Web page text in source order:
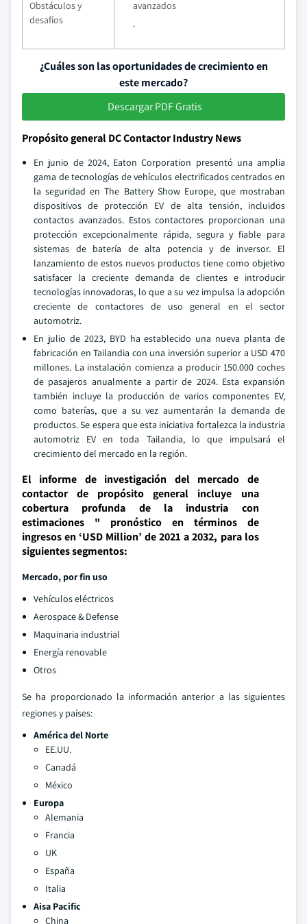
Obstáculos y
desafíos
avanzados
.
¿Cuáles son las oportunidades de crecimiento en
este mercado?
Descargar PDF Gratis
Propósito general DC Contactor Industry News
En junio de 2024, Eaton Corporation presentó una amplia
gama de tecnologías de vehículos electrificados centrados en
la seguridad en The Battery Show Europe, que mostraban
dispositivos de protección EV de alta tensión, incluidos
contactos avanzados. Estos contactores proporcionan una
protección excepcionalmente rápida, segura y fiable para
sistemas de batería de alta potencia y de inversor. El
lanzamiento de estos nuevos productos tiene como objetivo
satisfacer la creciente demanda de clientes e introducir
tecnologías innovadoras, lo que a su vez impulsa la adopción
creciente de contactores de uso general en el sector
automotriz.
En julio de 2023, BYD ha establecido una nueva planta de
fabricación en Tailandia con una inversión superior a USD 470
millones. La instalación comienza a producir 150.000 coches
de pasajeros anualmente a partir de 2024. Esta expansión
también incluye la producción de varios componentes EV,
como baterías, que a su vez aumentarán la demanda de
productos. Se espera que esta iniciativa fortalezca la industria
automotriz EV en toda Tailandia, lo que impulsará el
crecimiento del mercado en la región.
El informe de investigación del mercado de
contactor de propósito general incluye una
cobertura profunda de la industria con
estimaciones " pronóstico en términos de
ingresos en ‘USD Million’ de 2021 a 2032, para los
siguientes segmentos:
Mercado, por fin uso
Vehículos eléctricos
Aerospace & Defense
Maquinaria industrial
Energía renovable
Otros
Se ha proporcionado la información anterior a las siguientes
regiones y países:
América del Norte
EE.UU.
Canadá
México
Europa
Alemania
Francia
UK
España
Italia
Aisa Pacific
China